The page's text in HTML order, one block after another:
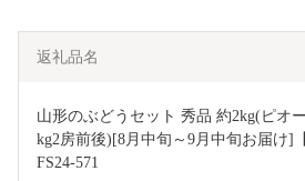
返礼品名
山形のぶどうセット 秀品 約2kg(ピオ
kg2房前後)[8月中旬～9月中旬お届け]
FS24-571